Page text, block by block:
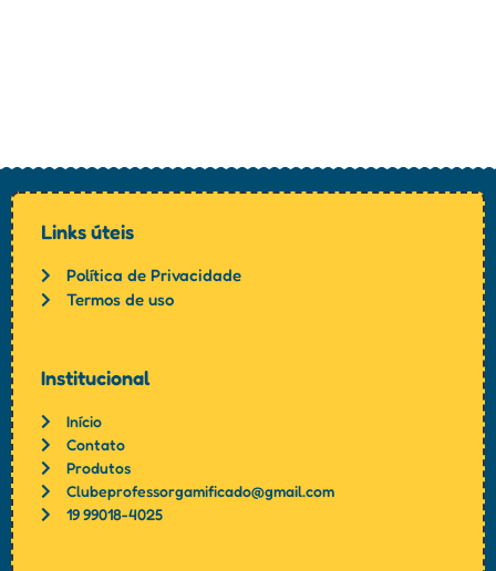
Links úteis
Política de Privacidade
Termos de uso
Institucional
Início
Contato
Produtos
Clubeprofessorgamificado@gmail.com
19 99018-4025